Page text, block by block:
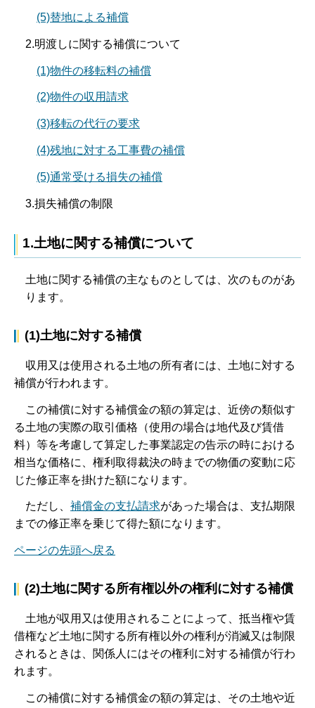
(5)替地による補償
2.明渡しに関する補償について
(1)物件の移転料の補償
(2)物件の収用請求
(3)移転の代行の要求
(4)残地に対する工事費の補償
(5)通常受ける損失の補償
3.損失補償の制限
1.土地に関する補償について
土地に関する補償の主なものとしては、次のものがあ
ります。
(1)土地に対する補償
収 用又は使用される土地の所有者には、土地に対する
補償が行われます。
こ の補償に対する補償金の額の算定は、近傍の類似す
る土地の実際の取引価格（使用の場合は地代及び賃借
料）等を考慮して算定した事業認定の告示の時における
相当な価格に、権利取得裁決の時までの物価の変動に応
じた修正率を掛けた額になります。
ただし、 補償金の支払請求があった場合は、支払期限
までの修正率を乗じて得た額になります。
ページの先頭へ戻る
(2)土地に関する所有権以外の権利に対する補償
土地が収用又は使用されることによって、抵当権や賃
借権など土地に関する所有権以外の権利が消滅又は制限
されるときは、関係人にはその権利に対する補償が行わ
れます。
こ の補償に対する補償金の額の算定は、その土地や近